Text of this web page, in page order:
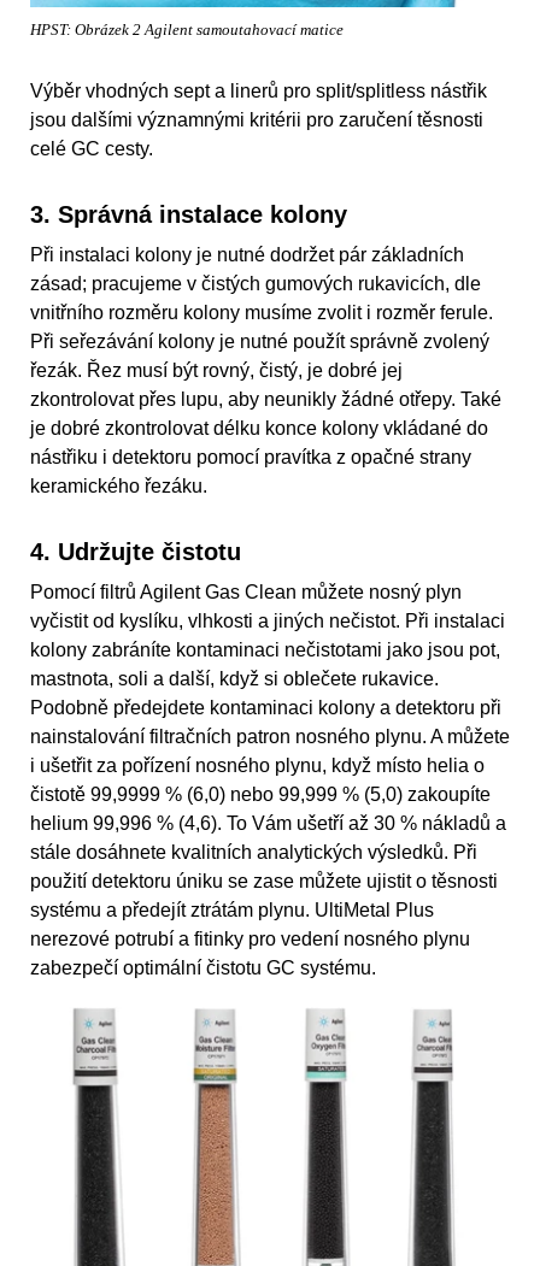
HPST: Obrázek 2 Agilent samoutahovací matice
Výběr vhodných sept a linerů pro split/splitless nástřik
jsou dalšími významnými kritérii pro zaručení těsnosti
celé GC cesty.
3. Správná instalace kolony
Při instalaci kolony je nutné dodržet pár základních
zásad; pracujeme v čistých gumových rukavicích, dle
vnitřního rozměru kolony musíme zvolit i rozměr ferule.
Při seřezávání kolony je nutné použít správně zvolený
řezák. Řez musí být rovný, čistý, je dobré jej
zkontrolovat přes lupu, aby neunikly žádné otřepy. Také
je dobré zkontrolovat délku konce kolony vkládané do
nástřiku i detektoru pomocí pravítka z opačné strany
keramického řezáku.
4. Udržujte čistotu
Pomocí filtrů Agilent Gas Clean můžete nosný plyn
vyčistit od kyslíku, vlhkosti a jiných nečistot. Při instalaci
kolony zabráníte kontaminaci nečistotami jako jsou pot,
mastnota, soli a další, když si oblečete rukavice.
Podobně předejdete kontaminaci kolony a detektoru při
nainstalování filtračních patron nosného plynu. A můžete
i ušetřit za pořízení nosného plynu, když místo helia o
čistotě 99,9999 % (6,0) nebo 99,999 % (5,0) zakoupíte
helium 99,996 % (4,6). To Vám ušetří až 30 % nákladů a
stále dosáhnete kvalitních analytických výsledků. Při
použití detektoru úniku se zase můžete ujistit o těsnosti
systému a předejít ztrátám plynu. UltiMetal Plus
nerezové potrubí a fitinky pro vedení nosného plynu
zabezpečí optimální čistotu GC systému.